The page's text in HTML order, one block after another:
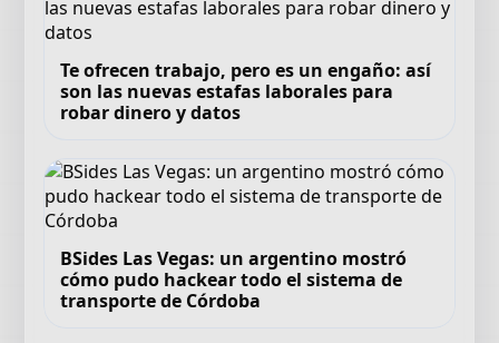
Te ofrecen trabajo, pero es un engaño: así
son las nuevas estafas laborales para
robar dinero y datos
BSides Las Vegas: un argentino mostró
cómo pudo hackear todo el sistema de
transporte de Córdoba